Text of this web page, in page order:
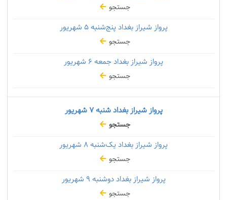
جستجو
پرواز شیراز بغداد پنج‌شنبه۵ شهریور
جستجو
پرواز شیراز بغداد جمعه
جستجو
پرواز شیراز بغداد شنبه۷ شهریور
جستجو
پرواز شیراز بغداد یک‌شنبه
جستجو
پرواز شیراز بغداد دوشنبه
جستجو